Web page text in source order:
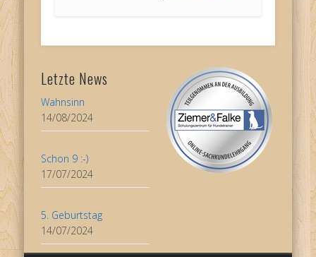
Letzte News
Wahnsinn
14/08/2024
Schon 9 :-)
17/07/2024
5. Geburtstag
14/07/2024